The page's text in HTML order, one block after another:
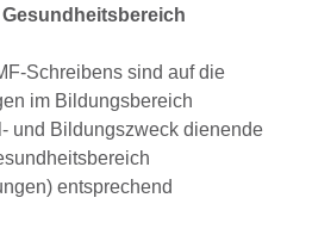
Schreibens sind auf die
im Bildungsbereich
und Bildungszweck dienende
entsprechend